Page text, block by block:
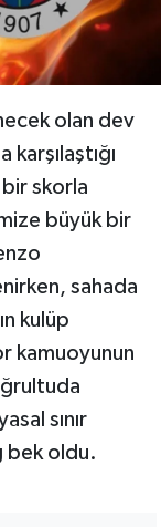
olan dev
karşılaştığı
skorla
büyük bir
sahada
kulüp
kamuoyunun
sınır
bek oldu.